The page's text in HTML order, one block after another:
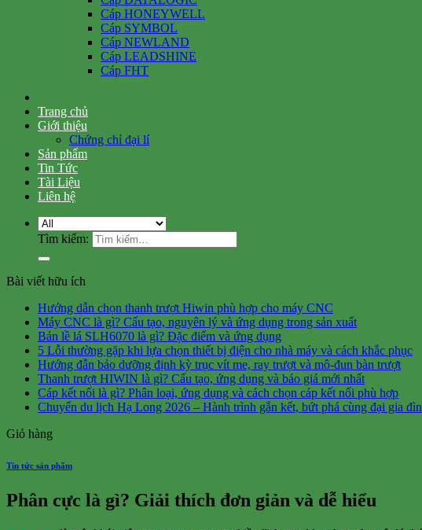
Cáp HONEYWELL
Cáp SYMBOL
Cáp NEWLAND
Cáp LEADSHINE
Cáp FHT
Trang chủ
Giới thiệu
Chứng chỉ đại lí
Sản phẩm
Tin Tức
Tài Liệu
Liên hệ
Tìm kiếm:
Bài viết hữu ích
Hướng dẫn chọn thanh trượt Hiwin phù hợp cho máy CNC
Máy CNC là gì? Cấu tạo, nguyên lý và ứng dụng trong sản xuất
Bản lề lá SLH6070 là gì? Đặc điểm và ứng dụng
5 Lỗi thường gặp khi lựa chọn thiết bị điện cho nhà máy và cách khắc phục
Hướng đẫn bảo dưỡng định kỳ trục vít me, ray trượt và mô-đun bàn trượt
Thanh trượt HIWIN là gì? Cấu tạo, ứng dụng và báo giá mới nhất
Cáp kết nối là gì? Phân loại, ứng dụng và cách chọn cáp kết nối phù hợp
Chuyến du lịch Hạ Long 2026 – Hành trình gắn kết, bứt phá cùng đại gia
Giỏ hàng
Tin tức sản phẩm
Phân cực là gì? Giải thích đơn giản và dễ hiểu